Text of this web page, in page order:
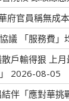
府官員稱無成
議 「服務費」
戶輸得狠 上
2026-08-05
伴「應對華